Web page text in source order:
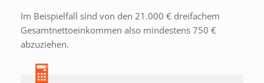
Im Beispielfall sind von den 21.000 € dreifachem
Gesamtnettoeinkommen also mindestens 750 €
abzuziehen.